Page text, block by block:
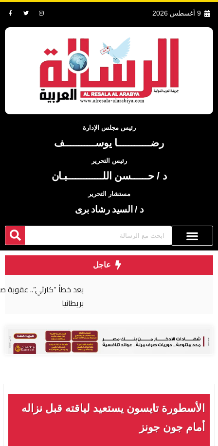
9 أغسطس 2026
رئيس مجلس الإدارة
رضــــــــــــا يوســـــــــــف
رئيس التحرير
د / حــــــسن اللـــــــــــــبـان
مستشار التحرير
د / السيد رشاد برى
عاجل
بعد خطأ “كارثي”.. عقوبة صارمة لجراح مصري في
الأسطورة تايسون يستعيد لياقته قبل نزاله
أمام جون جونز